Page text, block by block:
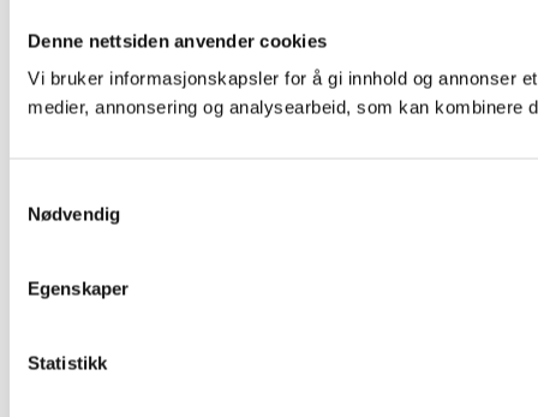
Denne nettsiden anvender cookies
Vi bruker informasjonskapsler for å gi innhold og annonser
medier, annonsering og analysearbeid, som kan
Nødvendig
Egenskaper
Statistikk